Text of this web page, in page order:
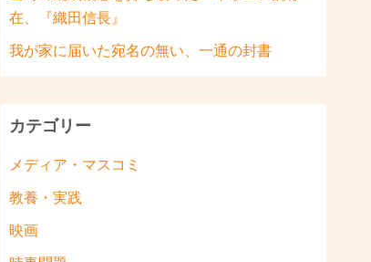
在、『織田信長』
我が家に届いた宛名の無い、一通の封書
カテゴリー
メディア・マスコミ
教養・実践
映画